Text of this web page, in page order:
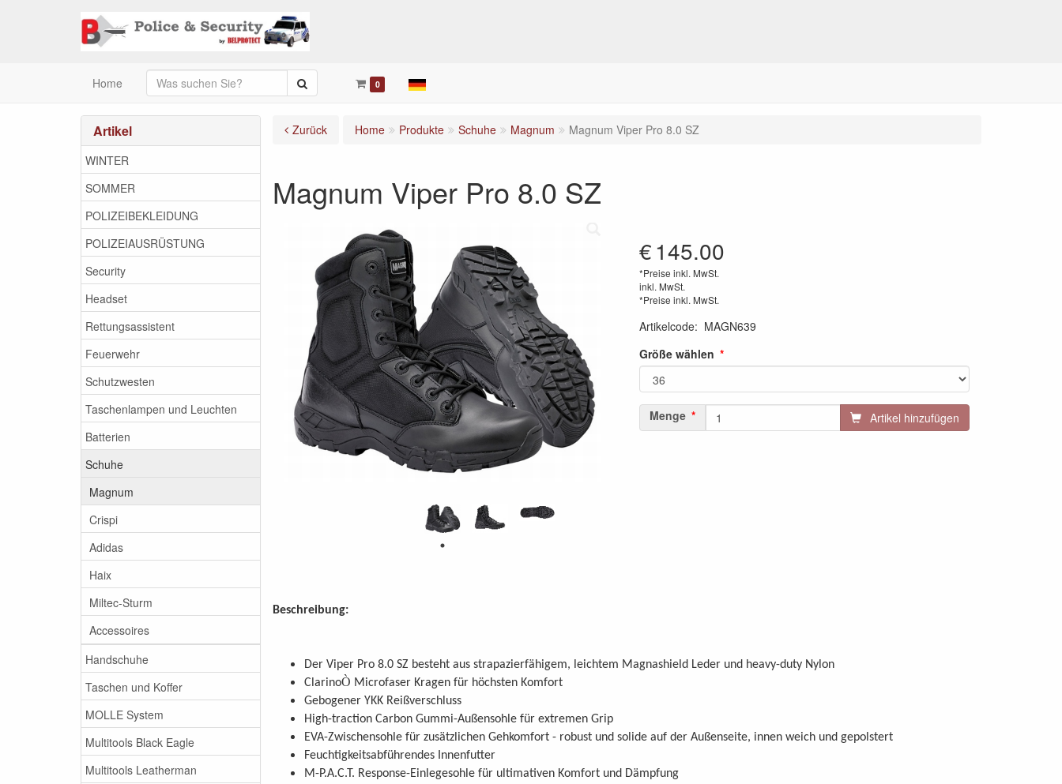
Home 0
Artikel
WINTER
SOMMER
POLIZEIBEKLEIDUNG
POLIZEIAUSRÜSTUNG
Security
Headset
Rettungsassistent
Feuerwehr
Schutzwesten
Taschenlampen und Leuchten
Batterien
Schuhe
Magnum
Crispi
Adidas
Haix
Miltec-Sturm
Accessoires
Handschuhe
Taschen und Koffer
MOLLE System
Multitools Black Eagle
Multitools Leatherman
Zurück Home Produkte Schuhe Magnum Magnum Viper Pro 8.0 SZ
Magnum Viper Pro 8.0 SZ
€145.00
*Preise inkl. MwSt.
inkl. MwSt.
*Preise inkl. MwSt.
Artikelcode: MAGN639
Größe wählen
Menge Artikel hinzufügen
Beschreibung:
Der Viper Pro 8.0 SZ besteht aus strapazierfähigem, leichtem Magnashield Leder und heavy-duty Nylon
ClarinoÒ Microfaser Kragen für höchsten Komfort
Gebogener YKK Reißverschluss
High-traction Carbon Gummi-Außensohle für extremen Grip
EVA-Zwischensohle für zusätzlichen Gehkomfort - robust und solide auf der Außenseite, innen weich und gepolstert
Feuchtigkeitsabführendes Innenfutter
M-P.A.C.T. Response-Einlegesohle für ultimativen Komfort und Dämpfung